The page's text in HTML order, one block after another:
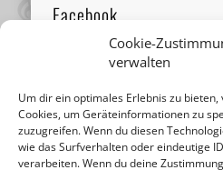
Cookie-
verwalten
Um dir ein optimales Erlebnis zu
Cookies, um Geräteinformationen zu
zuzugreifen. Wenn du diesen
wie das Surfverhalten oder eindeutige
verarbeiten. Wenn du deine
Facebook